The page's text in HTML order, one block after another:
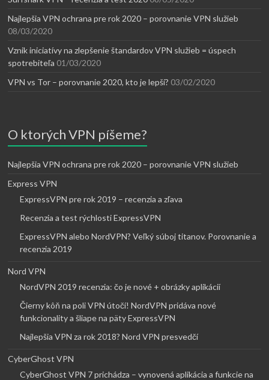
Najlepšia VPN ochrana pre rok 2020 – porovnanie VPN služieb
08/03/2020
Vznik iniciatívy na zlepšenie štandardov VPN služieb = úspech
spotrebiteľa 01/03/2020
VPN vs Tor – porovnanie 2020, kto je lepší? 03/02/2020
O ktorých VPN píšeme?
Najlepšia VPN ochrana pre rok 2020 – porovnanie VPN služieb
Express VPN
ExpressVPN pre rok 2019 – recenzia a zľava
Recenzia a test rýchlosti ExpressVPN
ExpressVPN alebo NordVPN? Veľký súboj titanov. Porovnanie a
recenzia 2019
Nord VPN
NordVPN 2019 recenzia: čo je nové + obrázky aplikácií
Čierny kôň na poli VPN útočí! NordVPN pridáva nové
funkcionality a šliape na päty ExpressVPN
Najlepšia VPN za rok 2018? Nord VPN presvedčí
CyberGhost VPN
CyberGhost VPN 7 prichádza – vynovená aplikácia a funkcie na